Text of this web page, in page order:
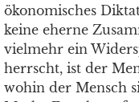
ökonomisches
keine eherne
vielmehr ein
herrscht, ist der
wohin der Mensch